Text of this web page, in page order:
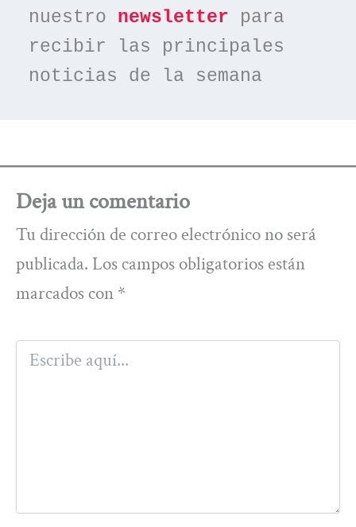
nuestro newsletter para
recibir las principales
noticias de la semana
Deja un comentario
Tu dirección de correo electrónico no será
publicada. Los campos obligatorios están
marcados con *
Escribe
aquí...